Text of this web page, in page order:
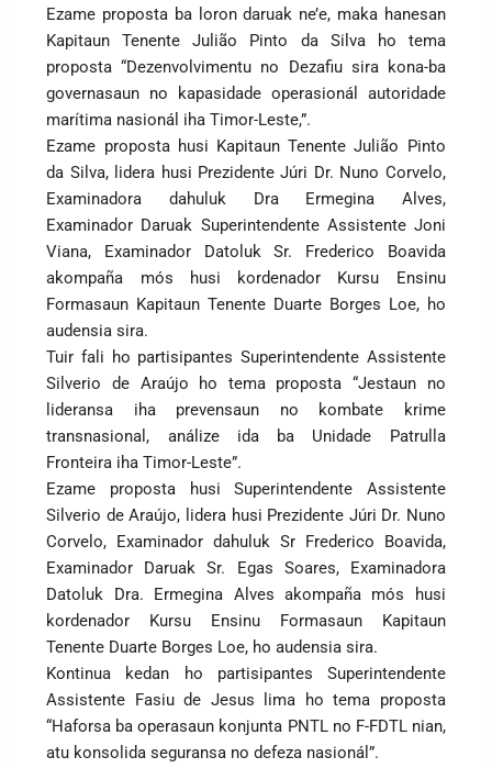
Ezame proposta ba loron daruak ne’e, maka hanesan
Kapitaun Tenente Julião Pinto da Silva ho tema
proposta “Dezenvolvimentu no Dezafiu sira kona-ba
governasaun no kapasidade operasionál autoridade
marítima nasionál iha Timor-Leste,”.
Ezame proposta husi Kapitaun Tenente Julião Pinto
da Silva, lidera husi Prezidente Júri Dr. Nuno Corvelo,
Examinadora dahuluk Dra Ermegina Alves,
Examinador Daruak Superintendente Assistente Joni
Viana, Examinador Datoluk Sr. Frederico Boavida
akompaña mós husi kordenador Kursu Ensinu
Formasaun Kapitaun Tenente Duarte Borges Loe, ho
audensia sira.
Tuir fali ho partisipantes Superintendente Assistente
Silverio de Araújo ho tema proposta “Jestaun no
lideransa iha prevensaun no kombate krime
transnasional, análize ida ba Unidade Patrulla
Fronteira iha Timor-Leste”.
Ezame proposta husi Superintendente Assistente
Silverio de Araújo, lidera husi Prezidente Júri Dr. Nuno
Corvelo, Examinador dahuluk Sr Frederico Boavida,
Examinador Daruak Sr. Egas Soares, Examinadora
Datoluk Dra. Ermegina Alves akompaña mós husi
kordenador Kursu Ensinu Formasaun Kapitaun
Tenente Duarte Borges Loe, ho audensia sira.
Kontinua kedan ho partisipantes Superintendente
Assistente Fasiu de Jesus lima ho tema proposta
“Haforsa ba operasaun konjunta PNTL no F-FDTL nian,
atu konsolida seguransa no defeza nasionál”.